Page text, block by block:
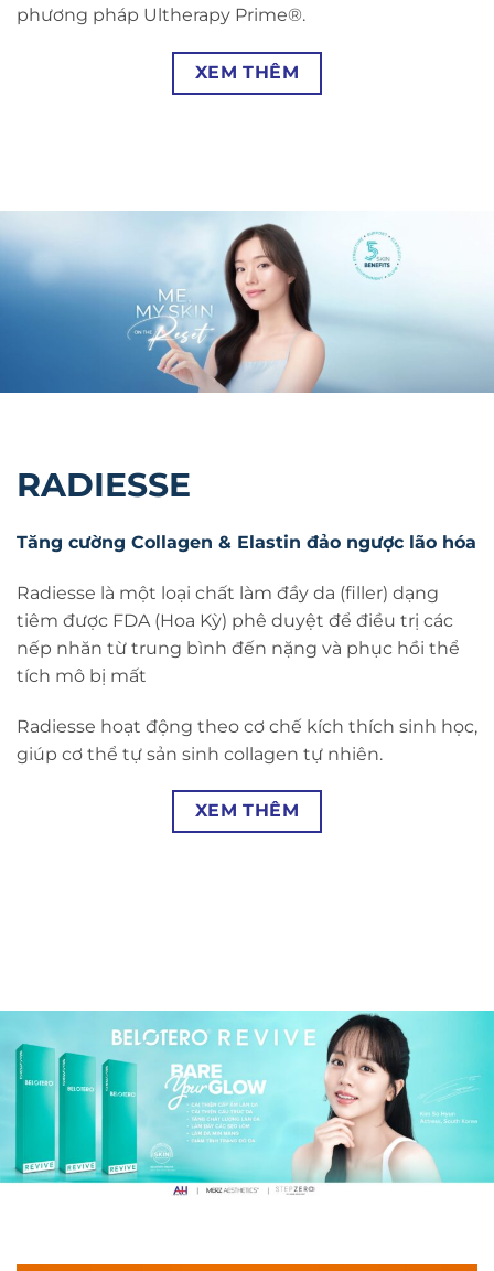
phương pháp Ultherapy Prime®.
XEM THÊM
RADIESSE
Tăng cường Collagen & Elastin đảo ngược lão hóa
Radiesse là một loại chất làm đầy da (filler) dạng
tiêm được FDA (Hoa Kỳ) phê duyệt để điều trị các
nếp nhăn từ trung bình đến nặng và phục hồi thể
tích mô bị mất
Radiesse hoạt động theo cơ chế kích thích sinh học,
giúp cơ thể tự sản sinh collagen tự nhiên.
XEM THÊM